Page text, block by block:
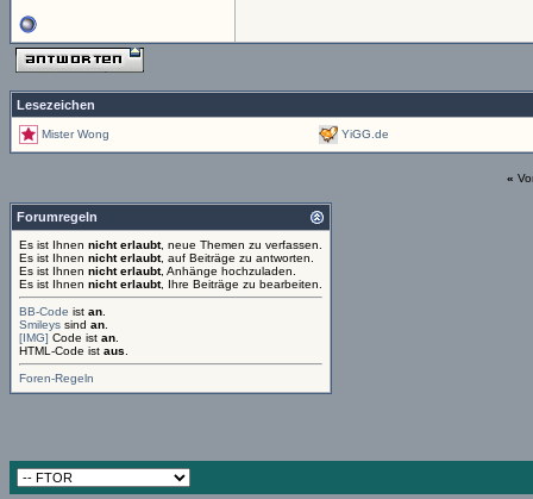
Lesezeichen
Mister Wong YiGG.de
«
Forumregeln
Es ist Ihnen nicht erlaubt, neue Themen zu verfassen.
Es ist Ihnen nicht erlaubt, auf Beiträge zu antworten.
Es ist Ihnen nicht erlaubt, Anhänge hochzuladen.
Es ist Ihnen nicht erlaubt, Ihre Beiträge zu bearbeiten.
BB-Code ist an
Smileys sind an
[IMG] Code ist an
HTML-Code ist aus
Foren-Regeln